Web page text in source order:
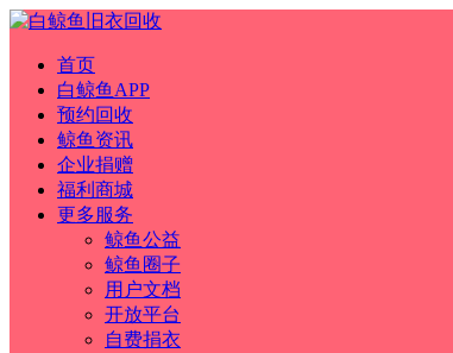
首页
白鲸鱼APP
预约回收
鲸鱼资讯
企业捐赠
福利商城
更多服务
鲸鱼公益
鲸鱼圈子
用户文档
开放平台
自费捐衣